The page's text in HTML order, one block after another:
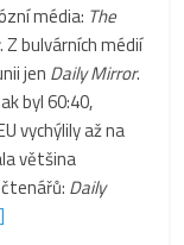
média: The
. Z bulvárních médií
jen Daily Mirror.
byl 60:40,
vychýlily až na
většina
Daily